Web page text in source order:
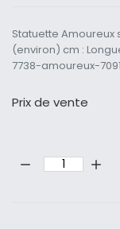
Statuette Amoureux
(environ) cm :
7738-amoureux-
Prix ​​de vente